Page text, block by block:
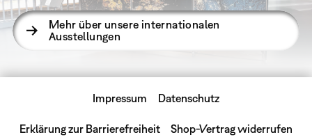
Mehr über unsere internationalen
Ausstellungen
Impressum Datenschutz
Erklärung zur Barrierefreiheit Shop-Vertrag widerrufen